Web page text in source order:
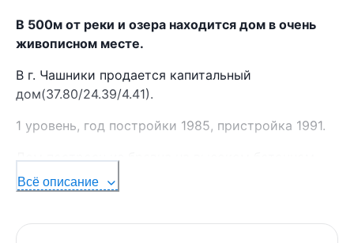
В 500м от реки и озера находится дом в очень
живописном месте.
В г. Чашники продается капитальный
дом(37.80/24.39/4.41).
1 уровень, год постройки 1985, пристройка 1991.
Дом построен из бревна на высоком бетонном
фундаменте. Снаружи стены обшиты сайдингом, а
крыша покрыта шифером. Внутри стены
перестелены свежей доской, а потолки сделаны
Всё описание